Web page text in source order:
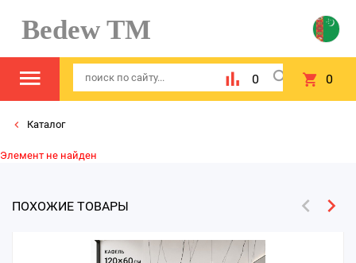
Bedew TM
0 0
Каталог
Элемент не найден
ПОХОЖИЕ ТОВАРЫ